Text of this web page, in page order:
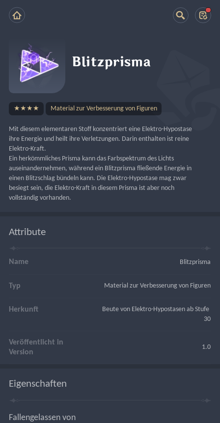
Blitzprisma
★★★★ Material zur Verbesserung von Figuren
Mit diesem elementaren Stoff konzentriert eine Elektro-Hypostase
ihre Energie und heilt ihre Verletzungen. Darin enthalten ist reine
Elektro-Kraft.
Ein herkömmliches Prisma kann das Farbspektrum des Lichts
auseinandernehmen, während ein Blitzprisma fließende Energie in
einen Blitzschlag bündeln kann. Die Elektro-Hypostase mag zwar
besiegt sein, die Elektro-Kraft in diesem Prisma ist aber noch
vollständig vorhanden.
Attribute
Name Blitzprisma
Typ Material zur Verbesserung von Figuren
Herkunft
Beute von Elektro-Hypostasen ab Stufe
30
Veröffentlicht in
Version
1.0
Eigenschaften
Fallengelassen von